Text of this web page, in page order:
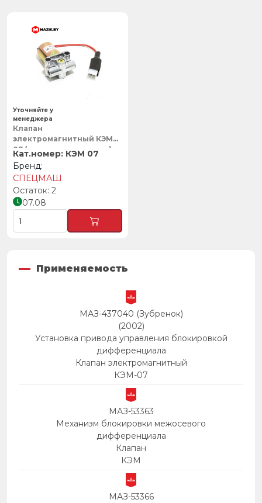
Клапан
электромагнитный КЭМ
07 (штекер на проводе)
П30.131.01.000, СПЕЦМАШ
КЭМ 07
СПЕЦМАШ
2
07.08
Уточняйте у
менеджера
Применяемость
МАЗ-437040 (Зубренок)
(2002)
Установка привода управления блокировкой
дифференциала
Клапан электромагнитный
КЭМ-07
МАЗ-53363
Механизм блокировки межосевого
дифференциала
Клапан
КЭМ
МАЗ-53366